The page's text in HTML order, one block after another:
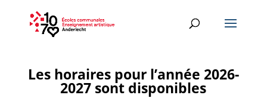
Les horaires pour l’année 2026-
2027 sont disponibles